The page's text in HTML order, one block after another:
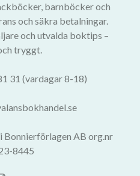
barnböcker och
och säkra betalningar.
och utvalda boktips –
tryggt.
31 (vardagar 8-18)
Bonnierförlagen AB org.nr
8445